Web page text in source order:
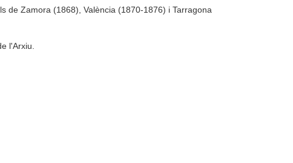
de Zamora (1868), València (1870-1876) i Tarragona
l'Arxiu.